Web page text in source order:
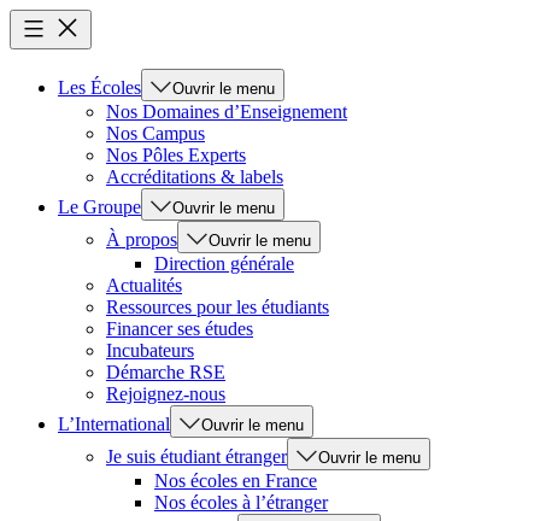
Les Écoles Ouvrir le menu
Nos Domaines d’Enseignement
Nos Campus
Nos Pôles Experts
Accréditations & labels
Le Groupe
Ouvrir le menu
À propos Ouvrir le menu
Direction générale
Actualités
Ressources pour les étudiants
Financer ses études
Incubateurs
Démarche RSE
Rejoignez-nous
L’International
Ouvrir le menu
Je suis étudiant étranger Ouvrir le menu
Nos écoles en France
Nos écoles à l’étranger